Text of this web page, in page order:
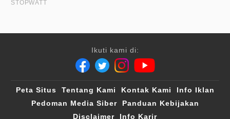
Ikuti kami di:
Peta Situs Tentang Kami Kontak Kami
Info Iklan
Pedoman Media Siber
Panduan Kebijakan
Disclaimer
Info Karir